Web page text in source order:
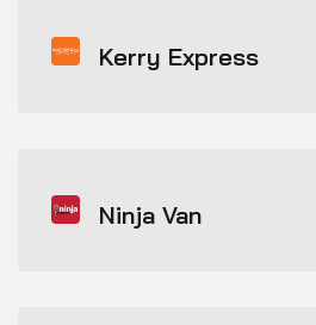
Kerry Express
Ninja Van